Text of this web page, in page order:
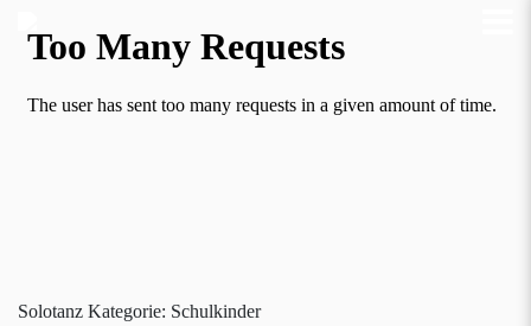
Solotanz Kategorie: Schulkinder